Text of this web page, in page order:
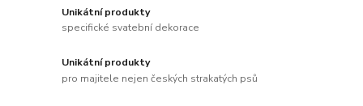
Unikátní produkty
specifické svatební dekorace
Unikátní produkty
pro majitele nejen českých strakatých psů